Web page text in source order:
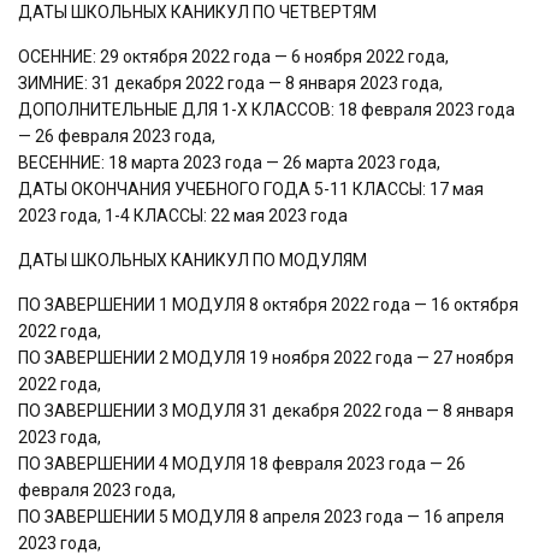
ДАТЫ ШКОЛЬНЫХ КАНИКУЛ ПО ЧЕТВЕРТЯМ
ОСЕННИЕ: 29 октября 2022 года — 6 ноября 2022 года,
ЗИМНИЕ: 31 декабря 2022 года — 8 января 2023 года,
ДОПОЛНИТЕЛЬНЫЕ ДЛЯ 1-Х КЛАССОВ: 18 февраля 2023 года
— 26 февраля 2023 года,
ВЕСЕННИЕ: 18 марта 2023 года — 26 марта 2023 года,
ДАТЫ ОКОНЧАНИЯ УЧЕБНОГО ГОДА 5-11 КЛАССЫ: 17 мая
2023 года, 1-4 КЛАССЫ: 22 мая 2023 года
ДАТЫ ШКОЛЬНЫХ КАНИКУЛ ПО МОДУЛЯМ
ПО ЗАВЕРШЕНИИ 1 МОДУЛЯ 8 октября 2022 года — 16 октября
2022 года,
ПО ЗАВЕРШЕНИИ 2 МОДУЛЯ 19 ноября 2022 года — 27 ноября
2022 года,
ПО ЗАВЕРШЕНИИ 3 МОДУЛЯ 31 декабря 2022 года — 8 января
2023 года,
ПО ЗАВЕРШЕНИИ 4 МОДУЛЯ 18 февраля 2023 года — 26
февраля 2023 года,
ПО ЗАВЕРШЕНИИ 5 МОДУЛЯ 8 апреля 2023 года — 16 апреля
2023 года,